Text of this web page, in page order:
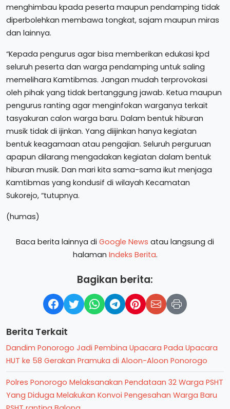
menghimbau kpada peserta maupun pendamping tidak
diperbolehkan membawa tongkat, sajam maupun miras
dan lainnya.
“Kepada pengurus agar bisa memberikan edukasi kpd
seluruh peserta dan warga pendamping untuk saling
memelihara Kamtibmas. Jangan mudah terprovokasi
oleh pihak yang tidak bertanggung jawab. Ketua maupun
pengurus ranting agar menginfokan warganya terkait
tasyakuran calon warga baru. Dalam bentuk hiburan
musik tidak di ijinkan. Yang diijinkan hanya kegiatan
bentuk keagamaan atau pengajian. Seluruh perguruan
apapun dilarang mengadakan kegiatan dalam bentuk
hiburan musik. Dan mari kita sama-sama ikut menjaga
Kamtibmas yang kondusif di wilayah Kecamatan
Sukorejo, “tutupnya.
(humas)
Baca berita lainnya di Google News atau langsung di
halaman Indeks Berita.
Bagikan berita:
Berita Terkait
Dandim Ponorogo Jadi Pembina Upacara Pada Upacara
HUT ke 58 Gerakan Pramuka di Aloon-Aloon Ponorogo
Polres Ponorogo Melaksanakan Pendataan 32 Warga PSHT
Yang Diduga Melakukan Konvoi Pengesahan Warga Baru